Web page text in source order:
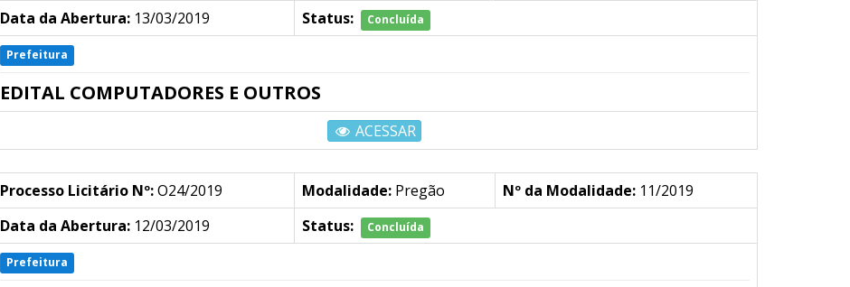
Data da Abertura:13/03/2019 Status: Concluída
Prefeitura
EDITAL COMPUTADORES E OUTROS
ACESSAR
Processo Licitário Nº:O24/2019 Modalidade:Pregão Nº da Modalidade:11/2019
Data da Abertura:12/03/2019 Status: Concluída
Prefeitura